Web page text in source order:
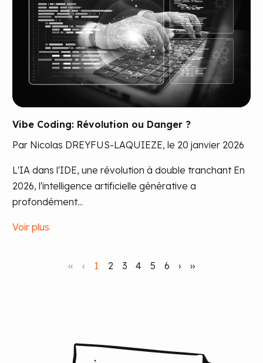
Vibe Coding: Révolution ou Danger ?
Par Nicolas DREYFUS-LAQUIEZE, le 20 janvier 2026
L'IA dans l'IDE, une révolution à double tranchant En
2026, l'intelligence artificielle générative a
profondément...
Voir plus
‹‹ ‹ 1 2 3 4 5 6 › ››